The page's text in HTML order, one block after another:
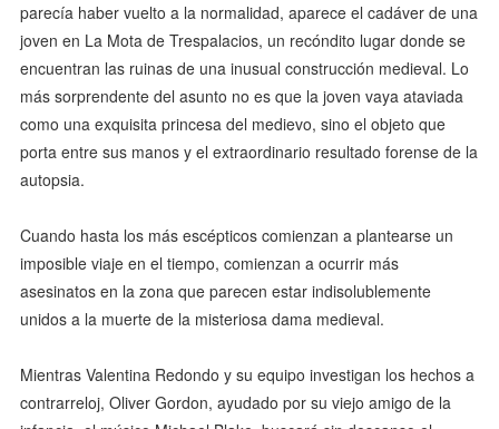
parecía haber vuelto a la normalidad, aparece el cadáver de una
joven en La Mota de Trespalacios, un recóndito lugar donde se
encuentran las ruinas de una inusual construcción medieval. Lo
más sorprendente del asunto no es que la joven vaya ataviada
como una exquisita princesa del medievo, sino el objeto que
porta entre sus manos y el extraordinario resultado forense de la
autopsia.
Cuando hasta los más escépticos comienzan a plantearse un
imposible viaje en el tiempo, comienzan a ocurrir más
asesinatos en la zona que parecen estar indisolublemente
unidos a la muerte de la misteriosa dama medieval.
Mientras Valentina Redondo y su equipo investigan los hechos a
contrarreloj, Oliver Gordon, ayudado por su viejo amigo de la